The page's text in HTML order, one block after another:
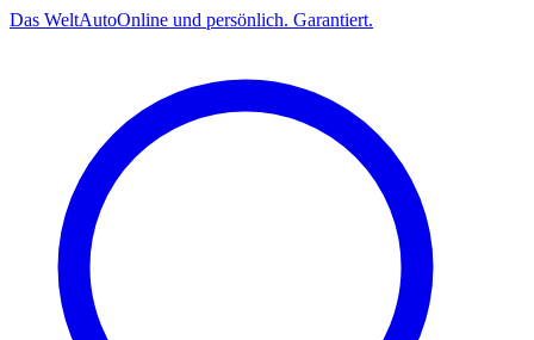
Das WeltAutoOnline und persönlich. Garantiert.